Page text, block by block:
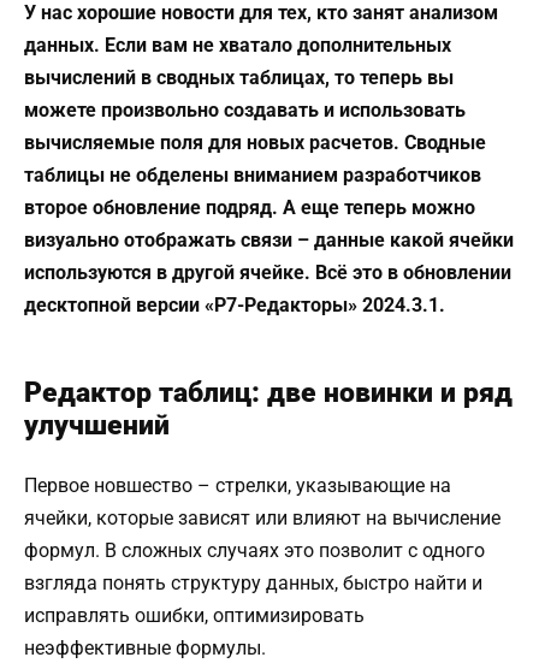
У нас хорошие новости для тех, кто занят анализом
данных. Если вам не хватало дополнительных
вычислений в сводных таблицах, то теперь вы
можете произвольно создавать и использовать
вычисляемые поля для новых расчетов. Сводные
таблицы не обделены вниманием разработчиков
второе обновление подряд. А еще теперь можно
визуально отображать связи – данные какой ячейки
используются в другой ячейке. Всё это в обновлении
десктопной версии «Р7-Редакторы» 2024.3.1.
Редактор таблиц: две новинки и ряд
улучшений
Первое новшество – стрелки, указывающие на
ячейки, которые зависят или влияют на вычисление
формул. В сложных случаях это позволит с одного
взгляда понять структуру данных, быстро найти и
исправлять ошибки, оптимизировать
неэффективные формулы.